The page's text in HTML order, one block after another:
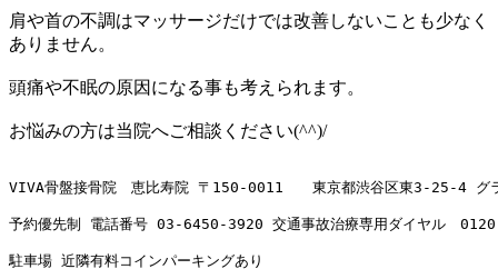
肩や首の不調はマッサージだけでは改善しないことも少なく
ありません。
頭痛や不眠の原因になる事も考えられます。
お悩みの方は当院へご相談ください(^^)/
VIVA骨盤接骨院　恵比寿院 〒150-0011　　東京都渋谷区東3-25-4 グ
予約優先制 電話番号 03-6450-3920 交通事故治療専用ダイヤル
駐車場 近隣有料コインパーキングあり